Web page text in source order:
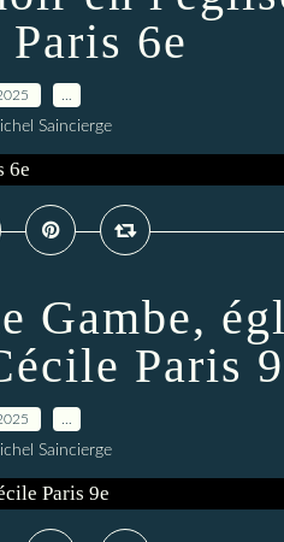
6e
Saincierge
Gambe,
Paris
Saincierge